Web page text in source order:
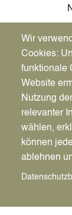
Wir
Cookies:
funktionale
Website
Nutzung
relevanter
wählen,
können
ablehnen